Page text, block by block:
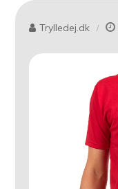
Trylledej.dk